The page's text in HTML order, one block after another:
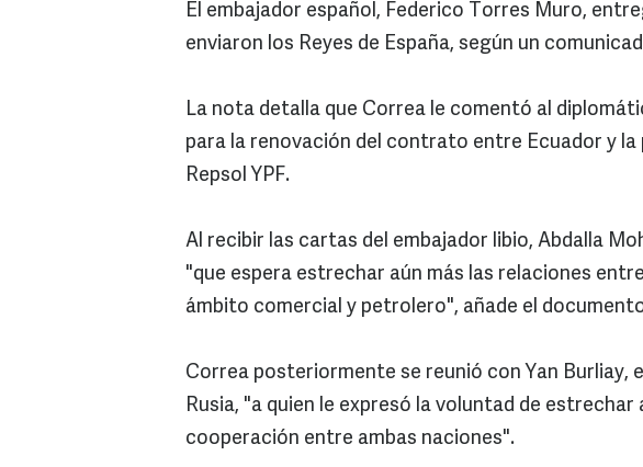
El embajador español, Federico Torres Muro,
enviaron los Reyes de España, según un
La nota detalla que Correa le comentó al
para la renovación del contrato entre Ecuador y
Repsol YPF.
Al recibir las cartas del embajador libio, Abdalla
"que espera estrechar aún más las relaciones
ámbito comercial y petrolero", añade el
Correa posteriormente se reunió con Yan Burliay,
Rusia, "a quien le expresó la voluntad de estrechar
cooperación entre ambas naciones".